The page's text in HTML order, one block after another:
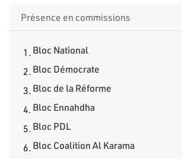
1.Bloc National
2.Bloc Démocrate
3.Bloc de la Réforme
4.Bloc Ennahdha
5.Bloc PDL
6.Bloc Coalition Al Karama